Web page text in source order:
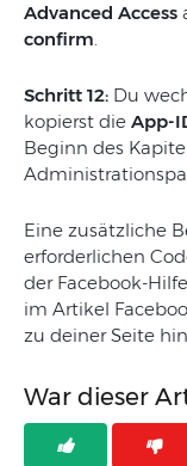
Advanced Access
confirm.
Schritt 12: Du
kopierst die App-
Beginn des
Eine zusätzliche
erforderlichen
der Facebook-
im Artikel
zu deiner Seite
War dieser